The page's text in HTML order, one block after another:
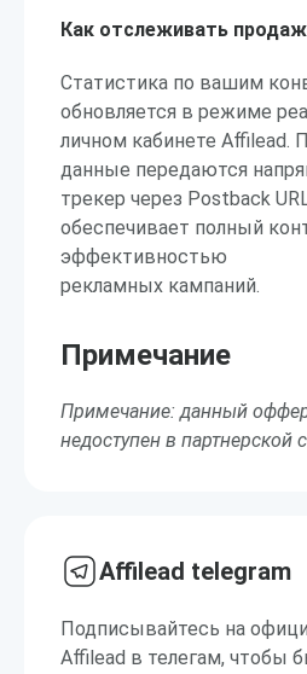
Как отслеживать
Статистика по вашим
обновляется в режиме
личном кабинете Affilead.
данные передаются
трекер через Postback
обеспечивает полный
эффективностью
рекламных кампаний.
Примечание
Примечание: данный
недоступен в партнерской
Affilead telegram
Подписывайтесь на
Affilead в телегам, чтобы